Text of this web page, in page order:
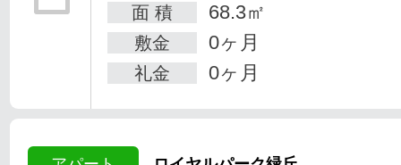
面 積 68.3㎡
敷金 0ヶ月
礼金 0ヶ月